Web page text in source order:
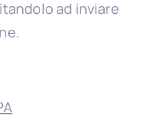
ad inviare